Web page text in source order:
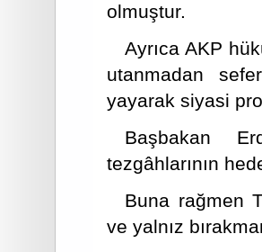
olmuştur.
Ayrıca AKP
utanmadan
yayarak siyasi
Başbakan
tezgâhlarının
Buna rağmen
ve yalnız